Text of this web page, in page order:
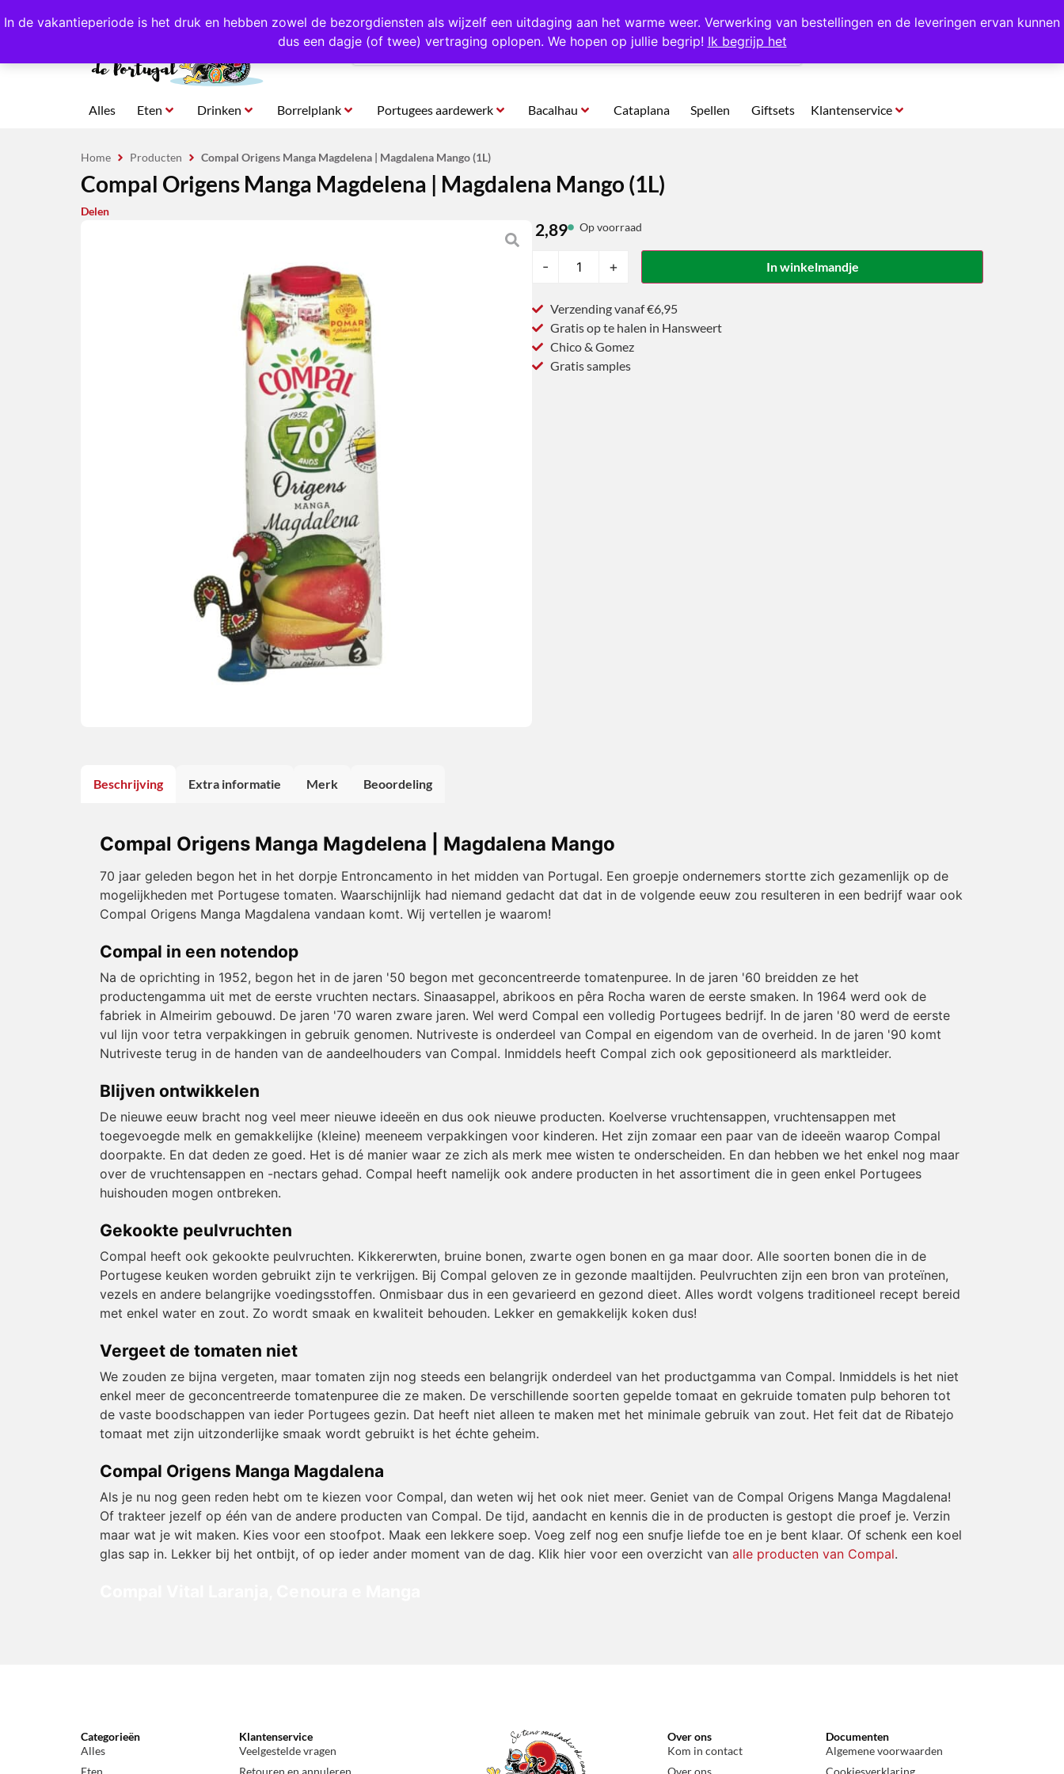
In de vakantieperiode is het druk en hebben zowel de bezorgdiensten als wijzelf een uitdaging aan het warme weer. Verwerking van bestellingen en de leveringen ervan kunnen
dus een dagje (of twee) vertraging oplopen. We hopen op jullie begrip! Ik begrijp het
4,8/5,0 sterren beoordeeld! Eigen import uit Portugal Altijd 1000 verschillende producten op voorraad Gratis op te halen in Hansweert
Alles Eten Drinken Borrelplank Portugees aardewerk Bacalhau Cataplana Spellen Giftsets Klantenservice
Home Producten Compal Origens Manga Magdelena | Magdalena Mango (1L)
Compal Origens Manga Magdelena | Magdalena Mango (1L)
Delen
2,89 Op voorraad
- + In winkelmandje
Verzending vanaf €6,95
Gratis op te halen in Hansweert
Chico & Gomez
Gratis samples
Beschrijving Extra informatie Merk Beoordeling
Compal Origens Manga Magdelena | Magdalena Mango
70 jaar geleden begon het in het dorpje Entroncamento in het midden van Portugal. Een groepje ondernemers stortte zich gezamenlijk op de
mogelijkheden met Portugese tomaten. Waarschijnlijk had niemand gedacht dat dat in de volgende eeuw zou resulteren in een bedrijf waar ook
Compal Origens Manga Magdalena vandaan komt. Wij vertellen je waarom!
Compal in een notendop
Na de oprichting in 1952, begon het in de jaren '50 begon met geconcentreerde tomatenpuree. In de jaren '60 breidden ze het
productengamma uit met de eerste vruchten nectars. Sinaasappel, abrikoos en pêra Rocha waren de eerste smaken. In 1964 werd ook de
fabriek in Almeirim gebouwd. De jaren '70 waren zware jaren. Wel werd Compal een volledig Portugees bedrijf. In de jaren '80 werd de eerste
vul lijn voor tetra verpakkingen in gebruik genomen. Nutriveste is onderdeel van Compal en eigendom van de overheid. In de jaren '90 komt
Nutriveste terug in de handen van de aandeelhouders van Compal. Inmiddels heeft Compal zich ook gepositioneerd als marktleider.
Blijven ontwikkelen
De nieuwe eeuw bracht nog veel meer nieuwe ideeën en dus ook nieuwe producten. Koelverse vruchtensappen, vruchtensappen met
toegevoegde melk en gemakkelijke (kleine) meeneem verpakkingen voor kinderen. Het zijn zomaar een paar van de ideeën waarop Compal
doorpakte. En dat deden ze goed. Het is dé manier waar ze zich als merk mee wisten te onderscheiden. En dan hebben we het enkel nog maar
over de vruchtensappen en -nectars gehad. Compal heeft namelijk ook andere producten in het assortiment die in geen enkel Portugees
huishouden mogen ontbreken.
Gekookte peulvruchten
Compal heeft ook gekookte peulvruchten. Kikkererwten, bruine bonen, zwarte ogen bonen en ga maar door. Alle soorten bonen die in de
Portugese keuken worden gebruikt zijn te verkrijgen. Bij Compal geloven ze in gezonde maaltijden. Peulvruchten zijn een bron van proteïnen,
vezels en andere belangrijke voedingsstoffen. Onmisbaar dus in een gevarieerd en gezond dieet. Alles wordt volgens traditioneel recept bereid
met enkel water en zout. Zo wordt smaak en kwaliteit behouden. Lekker en gemakkelijk koken dus!
Vergeet de tomaten niet
We zouden ze bijna vergeten, maar tomaten zijn nog steeds een belangrijk onderdeel van het productgamma van Compal. Inmiddels is het niet
enkel meer de geconcentreerde tomatenpuree die ze maken. De verschillende soorten gepelde tomaat en gekruide tomaten pulp behoren tot
de vaste boodschappen van ieder Portugees gezin. Dat heeft niet alleen te maken met het minimale gebruik van zout. Het feit dat de Ribatejo
tomaat met zijn uitzonderlijke smaak wordt gebruikt is het échte geheim.
Compal Origens Manga Magdalena
Als je nu nog geen reden hebt om te kiezen voor Compal, dan weten wij het ook niet meer. Geniet van de Compal Origens Manga Magdalena!
Of trakteer jezelf op één van de andere producten van Compal. De tijd, aandacht en kennis die in de producten is gestopt die proef je. Verzin
maar wat je wit maken. Kies voor een stoofpot. Maak een lekkere soep. Voeg zelf nog een snufje liefde toe en je bent klaar. Of schenk een koel
glas sap in. Lekker bij het ontbijt, of op ieder ander moment van de dag. Klik hier voor een overzicht van alle producten van Compal.
Categorieën
Alles
Eten
Klantenservice
Veelgestelde vragen
Retouren en annuleren
Over ons
Kom in contact
Over ons
Documenten
Algemene voorwaarden
Cookiesverklaring